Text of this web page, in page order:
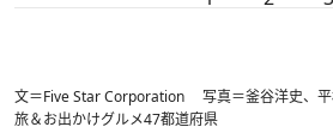
文＝Five Star Corporation 写真＝釜谷洋史、平
旅＆お出かけグルメ47都道府県